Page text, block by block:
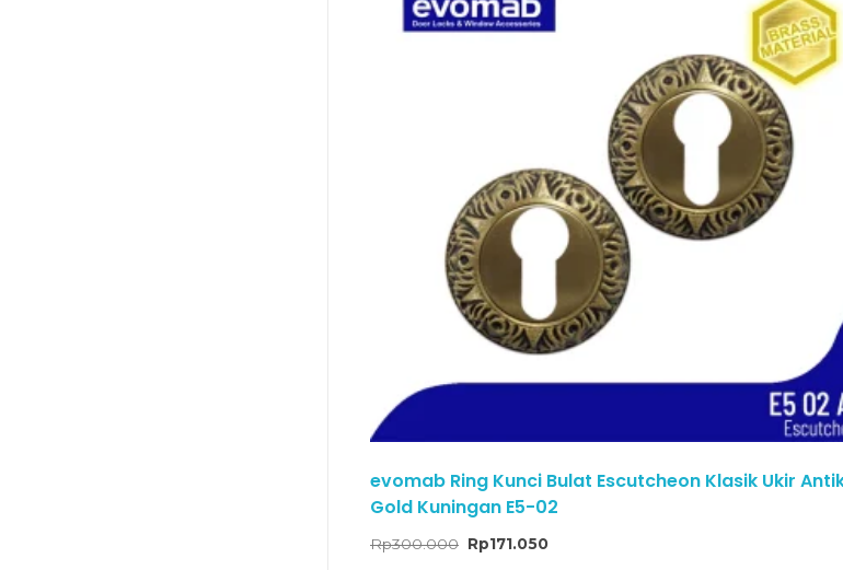
evomab Ring Kunci Bulat Escutcheon Klasik Ukir
Gold Kuningan E5-02
Rp300.000 Rp171.050